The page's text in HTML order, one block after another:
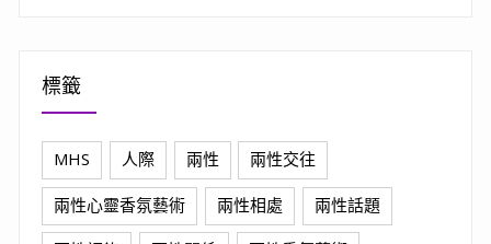
標籤
MHS 人際 兩性 兩性交往
兩性心靈香氛藝術 兩性相處 兩性話題